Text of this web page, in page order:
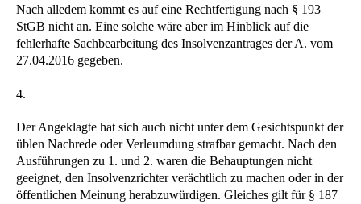
Nach alledem kommt es auf eine Rechtfertigung nach § 193
StGB nicht an. Eine solche wäre aber im Hinblick auf die
fehlerhafte Sachbearbeitung des Insolvenzantrages der A. vom
27.04.2016 gegeben.
4.
Der Angeklagte hat sich auch nicht unter dem Gesichtspunkt der
üblen Nachrede oder Verleumdung strafbar gemacht. Nach den
Ausführungen zu 1. und 2. waren die Behauptungen nicht
geeignet, den Insolvenzrichter verächtlich zu machen oder in der
öffentlichen Meinung herabzuwürdigen. Gleiches gilt für § 187